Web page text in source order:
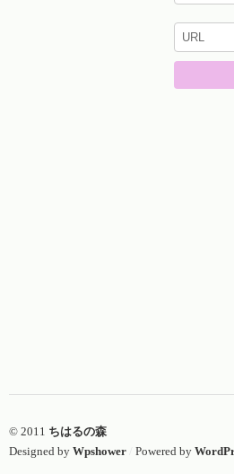
© 2011 ちはるの森
Designed by Wpshower Powered by